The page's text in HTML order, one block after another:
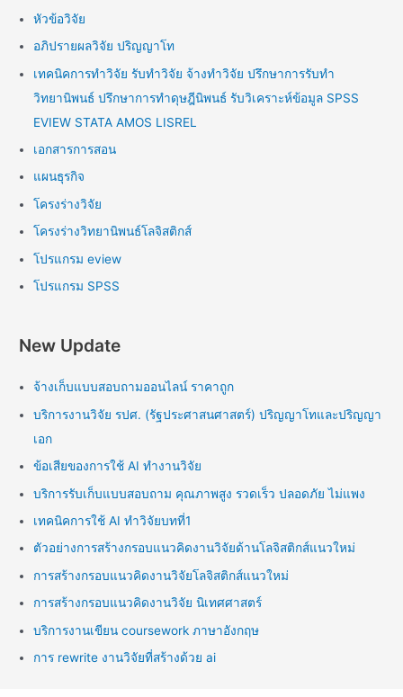
หัวข้อวิจัย
อภิปรายผลวิจัย ปริญญาโท
เทคนิคการทำวิจัย รับทำวิจัย จ้างทำวิจัย ปรึกษาการรับทำ
วิทยานิพนธ์ ปรึกษาการทำดุษฎีนิพนธ์ รับวิเคราะห์ข้อมูล SPSS
EVIEW STATA AMOS LISREL
เอกสารการสอน
แผนธุรกิจ
โครงร่างวิจัย
โครงร่างวิทยานิพนธ์โลจิสติกส์
โปรแกรม eview
โปรแกรม SPSS
New Update
จ้างเก็บแบบสอบถามออนไลน์ ราคาถูก
บริการงานวิจัย รปศ. (รัฐประศาสนศาสตร์) ปริญญาโทและปริญญา
เอก
ข้อเสียของการใช้ AI ทำงานวิจัย
บริการรับเก็บแบบสอบถาม คุณภาพสูง รวดเร็ว ปลอดภัย ไม่แพง
เทคนิคการใช้ AI ทำวิจัยบทที่1
ตัวอย่างการสร้างกรอบแนวคิดงานวิจัยด้านโลจิสติกส์แนวใหม่
การสร้างกรอบแนวคิดงานวิจัยโลจิสติกส์แนวใหม่
การสร้างกรอบแนวคิดงานวิจัย นิเทศศาสตร์
บริการงานเขียน coursework ภาษาอังกฤษ
การ rewrite งานวิจัยที่สร้างด้วย ai